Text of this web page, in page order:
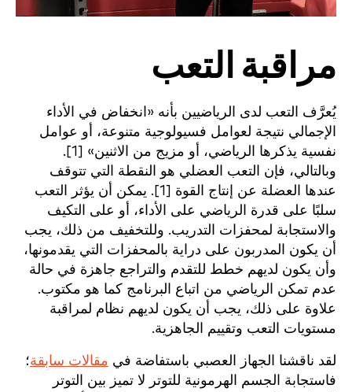
مراقبة التعب
يُعرَّف التعب لدى الرياضيين بأنه «انخفاض في الأداء
الإجمالي نتيجة لعوامل فسيولوجية متنوعة، أو عوامل
نفسية يذكرها الرياضي، أو مزيج من الاثنين» [1].
وبالتالي، فإن التعب العضلي هو النقطة التي تتوقف
عندها العضلة عن إنتاج القوة [1]. يمكن أن يؤثر التعب
سلبًا على قدرة الرياضي على الأداء، أو على التكيف
والاستجابة لمحفزات التدريب. وللتخفيف من ذلك، يجب
أن يكون المدربون على دراية بالمحفزات التي يقدمونها،
وأن يكون لديهم خطط للتقدم والتراجع جاهزة في حالة
عدم تمكن الرياضي من اتباع البرنامج كما هو مكتوب.
علاوة على ذلك، يجب أن يكون لديهم نظام لمراقبة
مستويات التعب وتقييم الجاهزية.
لقد ناقشنا الجهاز العصبي باستفاضة في مقالات سابقة؛
فاستجابة الجسم الهرمونية للتوتر لا تميز بين التوتر